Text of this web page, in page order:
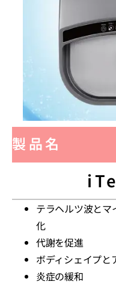
製品名
テラヘルツ波とマ
化
代謝を促進
ボディシェイプと
炎症の緩和